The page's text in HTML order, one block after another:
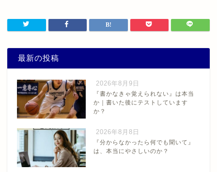
最新の投稿
2026年8月9日
『書かなきゃ覚えられない』は本当
か｜書いた後にテストしています
か？
2026年8月8日
『分からなかったら何でも聞いて』
は、本当にやさしいのか？